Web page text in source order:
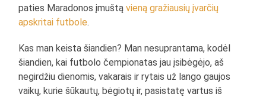
paties Maradonos įmuštąvieną gražiausių įvarčių
apskritai futbole.
Kas man keista šiandien? Man nesuprantama, kodėl
šiandien, kai futbolo čempionatas jau įsibėgėjo, aš
negirdžiu dienomis, vakarais ir rytais už lango gaujos
vaikų, kurie šūkautų, bėgiotų ir, pasistatę vartus iš